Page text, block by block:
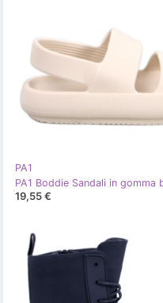
PA1
PA1 Boddie Sandali in gomma
19,55 €